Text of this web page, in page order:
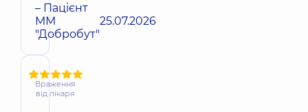
– Пацієнт
ММ
"Добробут"
25.07.2026
Враження
від лікаря